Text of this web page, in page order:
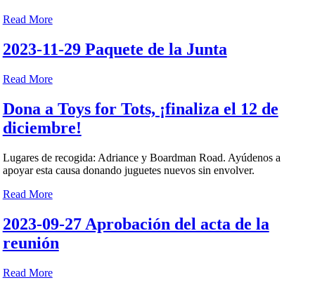
Read More
2023-11-29 Paquete de la Junta
Read More
Dona a Toys for Tots, ¡finaliza el 12 de
diciembre!
Lugares de recogida: Adriance y Boardman Road. Ayúdenos a
apoyar esta causa donando juguetes nuevos sin envolver.
Read More
2023-09-27 Aprobación del acta de la
reunión
Read More